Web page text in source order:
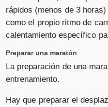
rápidos (menos de 3
como el propio ritmo de
calentamiento específico
Preparar una maratón
La preparación de una
entrenamiento.
Hay que preparar el